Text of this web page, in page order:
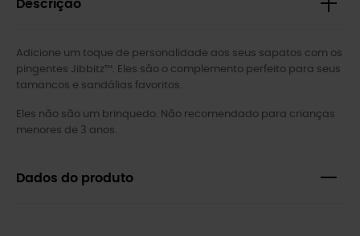
Descrição
Adicione um toque de personalidade aos seus sapatos com os
pingentes Jibbitz™. Eles são o complemento perfeito para seus
tamancos e sandálias favoritos.
Eles não são um brinquedo. Não recomendado para crianças
menores de 3 anos.
Dados do produto